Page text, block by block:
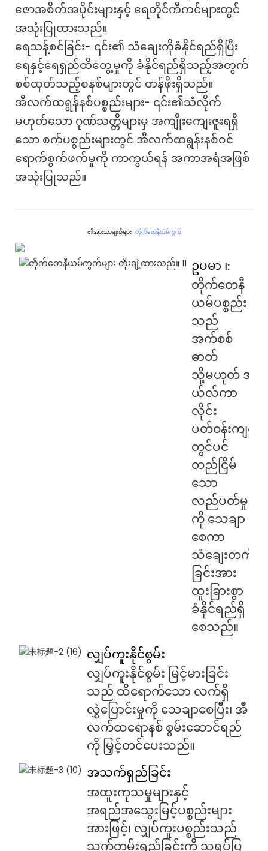
ဇောအစိတ်အပိုင်းများနှင့် ရေတိုင်ကီကင်များတွင်
အသုံးပြုထားသည်။
ရေသန့်စင်ခြင်း- ၎င်း၏ သံချေးကိုခံနိုင်ရည်ရှိပြီး
ရေနှင့်ရေရှည်ထိတွေ့မှုကို ခံနိုင်ရည်ရှိသည့်အတွက်
စစ်ထုတ်သည့်စနစ်များတွင် တန်ဖိုးရှိသည်။
အီလက်ထရွန်နစ်ပစ္စည်းများ- ၎င်း၏သံလိုက်
မဟုတ်သော ဂုဏ်သတ္တိများမှ အကျိုးကျေးဇူးရရှိ
သော စက်ပစ္စည်းများတွင် အီလက်ထရွန်းနစ်ဝင်
ရောက်စွက်ဖက်မှုကို ကာကွယ်ရန် အကာအရံအဖြစ်
အသုံးပြုသည်။
၏အားသာချက်များ တိုက်တေနီယမ်ကွက်
ဥပမာ ၊:
တိုက်တေနီ
ယမ်ပစ္စည်း
သည်
အက်စစ်
ဓာတ်
သို့မဟုတ် အ
ယ်လ်ကာ
လိုင်း
ပတ်ဝန်းကျင်
တွင်ပင်
တည်ငြိမ်
သော
လည်ပတ်မှု
ကို သေချာ
စေကာ
သံချေးတက်
ခြင်းအား
ထူးခြားစွာ
ခံနိုင်ရည်ရှိ
စေသည်။
လျှပ်ကူးနိုင်စွမ်း
လျှပ်ကူးနိုင်စွမ်း မြင့်မားခြင်း
သည် ထိရောက်သော လက်ရှိ
လွှဲပြောင်းမှုကို သေချာစေပြီး၊ အီ
လက်ထရောနစ် စွမ်းဆောင်ရည်
ကို မြှင့်တင်ပေးသည်။
အသက်ရှည်ခြင်း
အထူးကုသမှုများနှင့်
အရည်အသွေးမြင့်ပစ္စည်းများ
အားဖြင့်၊ လျှပ်ကူးပစ္စည်းသည်
သက်တမ်းရှည်ခြင်းကို သရုပ်ပြ